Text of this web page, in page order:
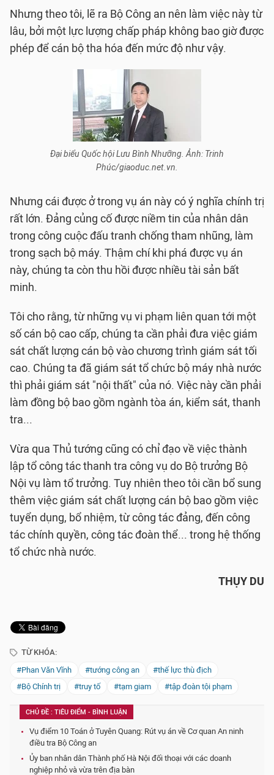
Nhưng theo tôi, lẽ ra Bộ Công an nên làm việc này từ
lâu, bởi một lực lượng chấp pháp không bao giờ được
phép để cán bộ tha hóa đến mức độ như vậy.
Đại biểu Quốc hội Lưu Bình Nhưỡng. Ảnh: Trinh
Phúc/giaoduc.net.vn.
Nhưng cái được ở trong vụ án này có ý nghĩa chính trị
rất lớn. Đảng củng cố được niềm tin của nhân dân
trong công cuộc đấu tranh chống tham nhũng, làm
trong sạch bộ máy. Thậm chí khi phá được vụ án
này, chúng ta còn thu hồi được nhiều tài sản bất
minh.
Tôi cho rằng, từ những vụ vi phạm liên quan tới một
số cán bộ cao cấp, chúng ta cần phải đưa việc giám
sát chất lượng cán bộ vào chương trình giám sát tối
cao. Chúng ta đã giám sát tổ chức bộ máy nhà nước
thì phải giám sát "nội thất" của nó. Việc này cần phải
làm đồng bộ bao gồm ngành tòa án, kiểm sát, thanh
tra...
Vừa qua Thủ tướng cũng có chỉ đạo về việc thành
lập tổ công tác thanh tra công vụ do Bộ trưởng Bộ
Nội vụ làm tổ trưởng. Tuy nhiên theo tôi cần bổ sung
thêm việc giám sát chất lượng cán bộ bao gồm việc
tuyển dụng, bổ nhiệm, từ công tác đảng, đến công
tác chính quyền, công tác đoàn thể... trong hệ thống
tổ chức nhà nước.
THỤY DU
TỪ KHÓA:
#Phan Văn Vĩnh
#tướng công an
#thế lực thù địch
#Bộ Chính trị
#truy tố #tạm giam #tập đoàn tội phạm
CHỦ ĐỀ : TIÊU ĐIỂM - BÌNH LUẬN
Vụ điểm 10 Toán ở Tuyên Quang: Rút vụ án về Cơ quan An ninh
điều tra Bộ Công an
Ủy ban nhân dân Thành phố Hà Nội đối thoại với các doanh
nghiệp nhỏ và vừa trên địa bàn